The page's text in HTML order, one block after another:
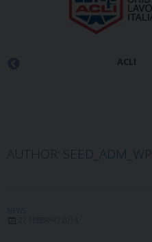
ACLI
SEED_ADM_WP
NEWS
27 FEBBRAIO 2014